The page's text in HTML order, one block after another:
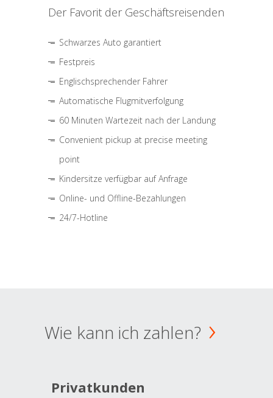
Der Favorit der Geschäftsreisenden
Schwarzes Auto garantiert
Festpreis
Englischsprechender Fahrer
Automatische Flugmitverfolgung
60 Minuten Wartezeit nach der Landung
Convenient pickup at precise meeting
point
Kindersitze verfügbar auf Anfrage
Online- und Offline-Bezahlungen
24/7-Hotline
Wie kann ich zahlen?
Privatkunden